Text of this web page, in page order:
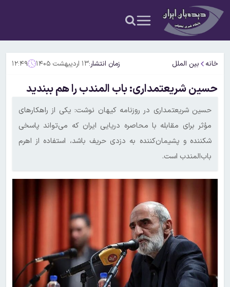
خانه بین الملل زمان انتشار:۱۳ اردیبهشت ۱۴۰۵ ۱۲:۴۹
حسین شریعتمداری: باب المندب را هم ببندید
حسین شریعتمداری در روزنامه کیهان نوشت: یکی از راهکارهای
مؤثر برای مقابله با محاصره دریایی ایران که می‌تواند پاسخی
شکننده و پشیمان‌کننده به دزدی حریف باشد، استفاده از اهرم
باب‌المندب است.